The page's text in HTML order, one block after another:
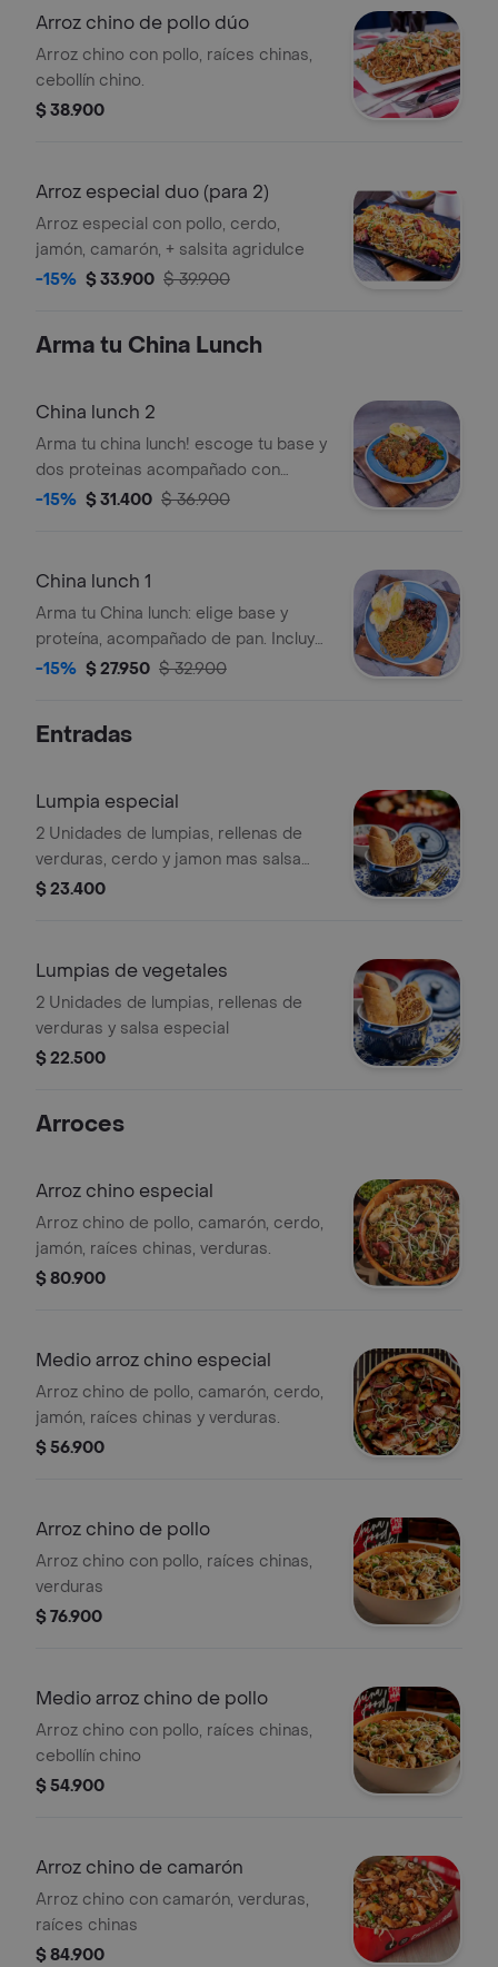
Arroz chino de pollo dúo
Arroz chino con pollo, raíces chinas,
cebollín chino.
$ 38.900
Arroz especial duo (para 2)
Arroz especial con pollo, cerdo,
jamón, camarón, + salsita agridulce
-15% $ 33.900 $ 39.900
Arma tu China Lunch
China lunch 2
Arma tu china lunch! escoge tu base y
dos proteinas acompañado con
porcion de pan
-15% $ 31.400 $ 36.900
China lunch 1
Arma tu China lunch: elige base y
proteína, acompañado de pan. Incluye
fideos con vegetales y pollo con salsa
-15% $ 27.950 $ 32.900
Entradas
Lumpia especial
2 Unidades de lumpias, rellenas de
verduras, cerdo y jamon mas salsa
agridulce.
$ 23.400
Lumpias de vegetales
2 Unidades de lumpias, rellenas de
verduras y salsa especial
$ 22.500
Arroces
Arroz chino especial
Arroz chino de pollo, camarón, cerdo,
jamón, raíces chinas, verduras.
$ 80.900
Medio arroz chino especial
Arroz chino de pollo, camarón, cerdo,
jamón, raíces chinas y verduras.
$ 56.900
Arroz chino de pollo
Arroz chino con pollo, raíces chinas,
verduras
$ 76.900
Medio arroz chino de pollo
Arroz chino con pollo, raíces chinas,
cebollín chino
$ 54.900
Arroz chino de camarón
Arroz chino con camarón, verduras,
raíces chinas
$ 84.900